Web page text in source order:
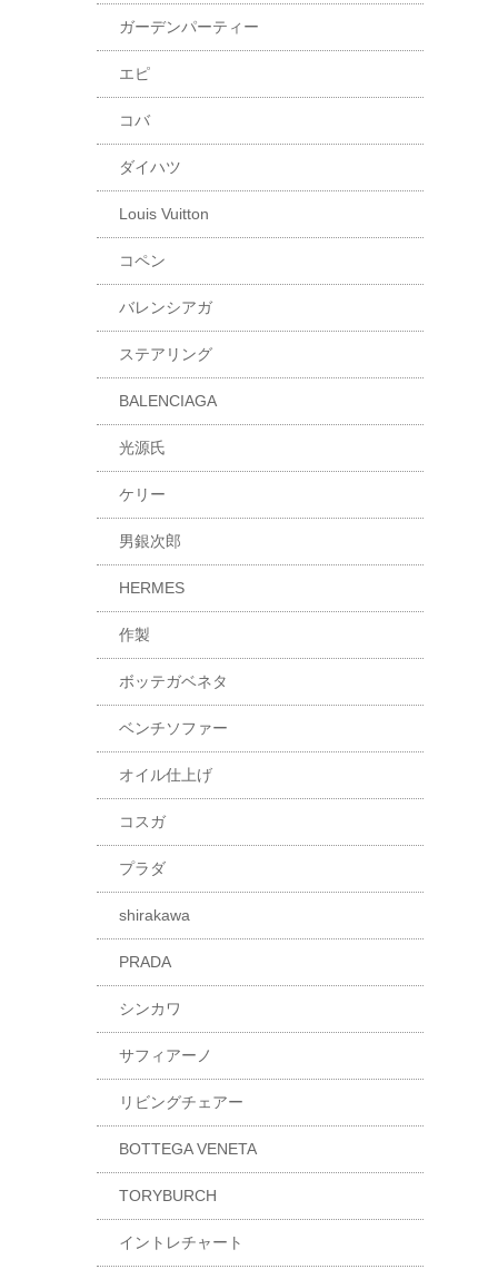
ガーデンパーティー
エピ
コバ
ダイハツ
Louis Vuitton
コペン
バレンシアガ
ステアリング
BALENCIAGA
光源氏
ケリー
男銀次郎
HERMES
作製
ボッテガベネタ
ベンチソファー
オイル仕上げ
コスガ
プラダ
shirakawa
PRADA
シンカワ
サフィアーノ
リビングチェアー
BOTTEGA VENETA
TORYBURCH
イントレチャート